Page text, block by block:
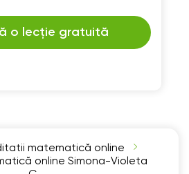
o lecție gratuită
matematică online
online Simona-Violeta